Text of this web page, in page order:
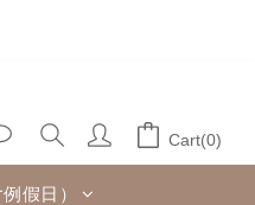
Cart(0)
假日）